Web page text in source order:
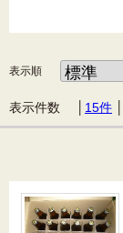
表示順
表示件数 │ 15件